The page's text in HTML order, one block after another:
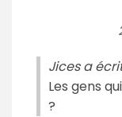
Jices a
Les gens
?